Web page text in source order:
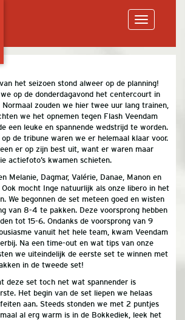
navigation
het seizoen stond alweer op de planning!
op de donderdagavond het centercourt in
zouden we hier twee uur lang trainen,
we het opnemen tegen Flash Veendam
een leuke en spannende wedstrijd te worden.
de tribune waren we er helemaal klaar voor.
er op zijn best uit, want er waren maar
actiefoto’s kwamen schieten.
Melanie, Dagmar, Valérie, Danae, Manon en
Ook mocht Inge natuurlijk als onze libero in het
We begonnen de set meteen goed en wisten
van 8-4 te pakken. Deze voorsprong hebben
tot 15-6. Ondanks de voorsprong van 9
vanuit het hele team, kwam Veendam
Na een time-out en wat tips van onze
we uiteindelijk de eerste set te winnen met
in de tweede set!
deze set toch net wat spannender is
Het begin van de set liepen we helaas
aan. Steeds stonden we met 2 puntjes
al erg warm is in de Bokkediek, leek het